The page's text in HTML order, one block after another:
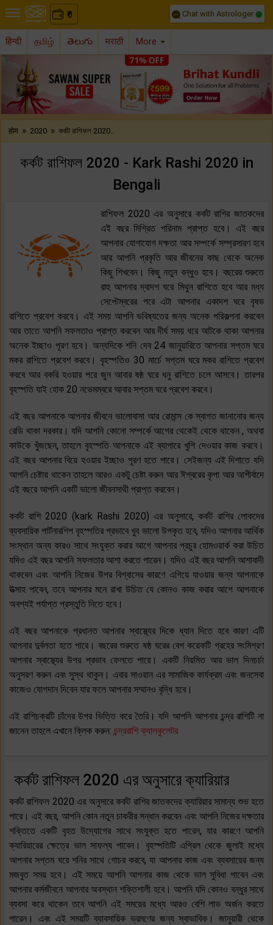
₹
0 Chat with Astrologer
हिन्दी தமிழ் తెలుగు मराठी More
Previous
होम » 2020 » কর্কট রাশিফল 2020..
কর্কট রাশিফল 2020 - Kark Rashi 2020 in
Bengali
রাশিফল 2020 এর অনুসারে কর্কট রাশির জাতকদের
এই বছর মিশ্রিত পরিনাম প্রাপ্ত হবে। এই বছর
আপনার যোগাযোগ দক্ষতা আর সম্পর্কে সম্প্রসারণ হবে
আর আপনি প্রকৃতি আর জীবনের কাছ থেকে অনেক
কিছু শিখবেন। কিছু নতুন বন্ধুও হবে। বছরের শুরুতে
রাহু আপনার দ্বাদশ ঘরে মিথুন রাশিতে হবে আর মধ্য
সেপ্টেম্বরের পরে এটা আপনার একাদশ ঘরে বৃষভ
রাশিতে প্রবেশ করবে। এই সময় আপনি ভবিষ্যতের জন্য অনেক পরিকল্পনা করবেন
আর তাতে আপনি সফলতাও প্রাপ্ত করবেন আর দীর্ঘ সময় ধরে আটকে থাকা আপনার
অনেক ইচ্ছাও পূরণ হবে। অন্যদিকে শনি দেব 24 জানুয়ারিতে আপনার সপ্তম ঘরে
মকর রাশিতে প্রবেশ করবে। বৃহস্পতিও 30 মার্চে সপ্তম ঘরে মকর রাশিতে প্রবেশ
করবে আর বকরি হওয়ার পরে জুন আবার ষষ্ঠ ঘরে ধনু রাশিতে চলে আসবে। তারপর
বৃহস্পতি যাই হোক 20 নভেমম্বরে আবার সপ্তম ঘরে প্রবেশ করবে।
এই বছর আপনাকে আপনার জীবনে ভালোবাসা আর রোমান্স কে স্বাগত জানানোর জন্য
রেডি থাকা দরকার। যদি আপনি কোনো সম্পর্কে আগের থেকেই থেকে থাকেন , অথবা
কাউকে খুঁজছেন, তাহলে বৃহস্পতি আপনাকে এই ব্যাপারে খুশি দেওয়ার কাজ করবে।
এই বছর আপনার বিয়ে হওয়ার ইচ্ছাও পূরণ হতে পারে। সেইজন্য এই দিশাতে যদি
আপনি চেষ্টায় থাকেন তাহলে আরও একটু চেষ্টা করুন আর ঈশ্বরের কৃপা আর আশীর্বাদে
এই বছরে আপনি একটি ভালো জীবনসাথী প্রাপ্ত করবেন।
কর্কট রাশি 2020 (kark Rashi 2020) এর অনুসারে, কর্কট রাশির লোকদের
ব্যবসায়িক পার্টনারশিপ বৃহস্পতির প্রভাবে খুব ভালো উপকৃত হবে, যদিও আপনার আর্থিক
সংস্থান অন্য কারও সাথে সংযুক্ত করার আগে আপনার প্রচুর হোমওয়ার্ক করা উচিত
যদিও এই বছর আপনি সফলতার আশা করতে পারেন। যদিও এই বছর আপনি আশাবাদী
থাকবেন এবং আপনি নিজের উপর বিশ্বাসের কারণে এগিয়ে যাওয়ার জন্য আপনাকে
উত্সাহ পাবেন, তবে আপনার মনে রাখা উচিত যে কোনও কাজ করার আগে আপনাকে
অবশ্যই পর্যাপ্ত প্রস্তুতি নিতে হবে।
এই বছর আপনাকে প্রধানত আপনার স্বাস্থ্যের দিকে ধ্যান দিতে হবে কারণ এটি
আপনার দুর্বলতা হতে পারে। বছরের শুরুতে ষষ্ঠ ঘরের বেশ কয়েকটি গ্রহের সংমিশ্রণ
আপনার স্বাস্থ্যের উপর প্রভাব ফেলতে পারে। একটি নিয়মিত আর ভাল দিনচর্চা
অনুসরণ করুন এবং সুস্থ থাকুন। এবার সাওয়ান এর সামাজিক কার্যক্রম এবং জনসেবা
কাজেও যোগদান দিবেন যার ফলে আপনার সম্মানও বৃদ্ধি হবে।
এই রাশিচক্রটি চাঁদের উপর ভিত্তি করে তৈরি। যদি আপনি আপনার চন্দ্র রাশিটি না
জানেন তাহলে এখানে ক্লিক করুন:চন্দ্ররাশি ক্যালকুলেটর
কর্কট রাশিফল 2020 এর অনুসারে ক্যারিয়ার
কর্কট রাশিফল 2020 এর অনুসারে কর্কট রাশির জাতকদের ক্যারিয়ার সামান্য শুভ হতে
পারে। এই বছর, আপনি কোন নতুন চাকরীর সন্ধান করবেন এবং আপনি নিজের দক্ষতার
শক্তিতে একটি বৃহত উদ্যোগের সাথে সংযুক্ত হতে পারেন, যার কারণে আপনি
ক্যারিয়ারের ক্ষেত্রে ভাল সাফল্য পাবেন। বৃহস্পতিটি এপ্রিল থেকে জুলাই মধ্যে
আপনার সপ্তম ঘরে শনির সাথে গোচর করবে, যা আপনার কাজ এবং ব্যবসায়ের জন্য
মজবুত সময় হবে। এই সময়ে আপনি আপনার কাজ থেকে ভাল সুবিধা পাবেন এবং
আপনার কর্মজীবনে আপনার অবস্থান শক্তিশালী হবে। আপনি যদি কোনও বন্ধুর সাথে
ব্যবসা করে থাকেন তবে আপনি এই সময়ের মধ্যে আরও বেশি লাভ অর্জন করতে
পারেন। এবং এই সময়টি ব্যাবসায়িক ভ্রমণের জন্য স্বাভাবিক। জানুয়ারী থেকে